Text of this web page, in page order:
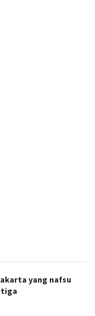
yang nafsu